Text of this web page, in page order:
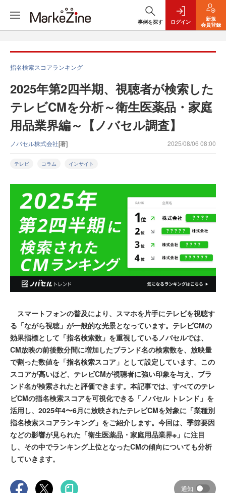
事例を探す ログイン
新規
会員登録
指名検索スコアランキング
2025年第2四半期、視聴者が検索した
テレビCMを分析～衛生医薬品・家庭
用品業界編～【ノバセル調査】
ノバセル株式会社[著] 2025/08/06 08:00
テレビ コラム インサイト
スマートフォンの普及により、スマホを片手にテレビを視聴す
る「ながら視聴」が一般的な光景となっています。テレビCMの
効果指標として「指名検索数」を重視しているノバセルでは、
CM放映の前後数分間に増加したブランド名の検索数を、放映量
で割った数値を「指名検索スコア」として設定しています。この
スコアが高いほど、テレビCMが視聴者に強い印象を与え、ブラ
ンド名が検索されたと評価できます。本記事では、すべてのテレ
ビCMの指名検索スコアを可視化できる「ノバセル トレンド」を
活用し、2025年4〜6月に放映されたテレビCMを対象に「業種別
指名検索スコアランキング」をご紹介します。今回は、季節要因
などの影響が見られた「衛生医薬品・家庭用品業界※」に注目
し、その中でランキング上位となったCMの傾向についても分析
していきます。
通知